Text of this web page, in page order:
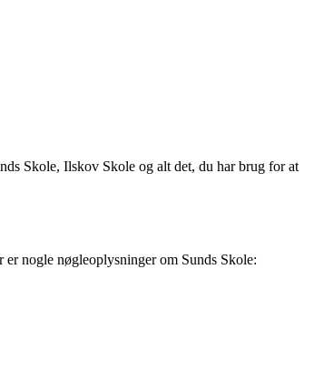
Skole, Ilskov Skole og alt det, du har brug for at
nogle nøgleoplysninger om Sunds Skole: